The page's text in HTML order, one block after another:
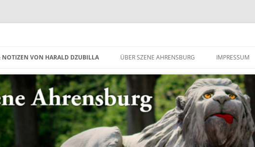
NOTIZEN VON HARALD DZUBILLA ÜBER SZENE AHRENSBURG IMPRESSUM